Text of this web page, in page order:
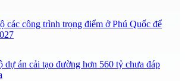
các công trình trọng điểm ở Phú Quốc để
dự án cải tạo đường hơn 560 tỷ chưa đáp